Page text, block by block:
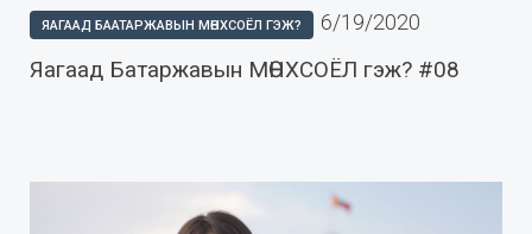
ЯАГААД БААТАРЖАВЫН МӨНХСОЁЛ ГЭЖ? 6/19/2020
Яагаад Батаржавын МӨНХСОЁЛ гэж? #08